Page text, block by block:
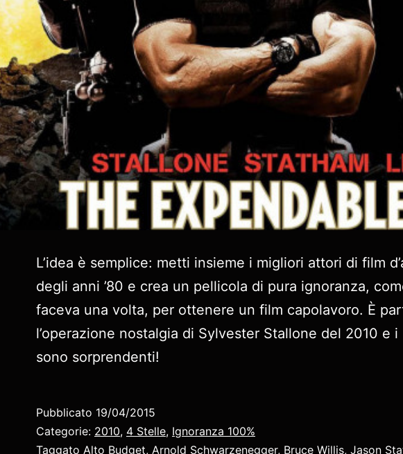
L’idea è semplice: metti insieme i migliori attori di film
degli anni ’80 e crea un pellicola di pura ignoranza,
faceva una volta, per ottenere un film capolavoro. È
l’operazione nostalgia di Sylvester Stallone del 2010 e
sono sorprendenti!
Pubblicato 19/04/2015
Categorie: 2010, 4 Stelle, Ignoranza 100%
Taggato Alto Budget, Arnold Schwarzenegger, Bruce Willis, Jason